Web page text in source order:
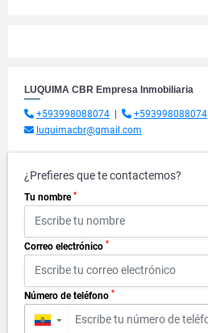
LUQUIMA CBR Empresa Inmobiliaria
+593998088074
+593998088074
luquimacbr@gmail.com
¿Prefieres que te contactemos?
Tu nombre *
Correo electrónico *
Número de teléfono *
▼